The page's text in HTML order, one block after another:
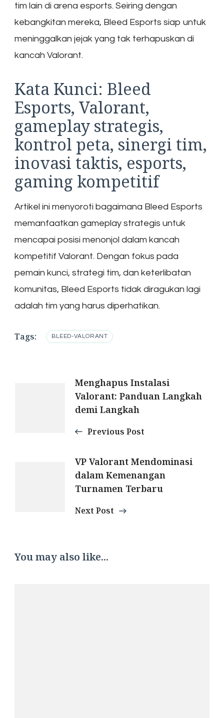
tim lain di arena esports. Seiring dengan
kebangkitan mereka, Bleed Esports siap untuk
meninggalkan jejak yang tak terhapuskan di
kancah Valorant.
Kata Kunci: Bleed
Esports, Valorant,
gameplay strategis,
kontrol peta, sinergi tim,
inovasi taktis, esports,
gaming kompetitif
Artikel ini menyoroti bagaimana Bleed Esports
memanfaatkan gameplay strategis untuk
mencapai posisi menonjol dalam kancah
kompetitif Valorant. Dengan fokus pada
pemain kunci, strategi tim, dan keterlibatan
komunitas, Bleed Esports tidak diragukan lagi
adalah tim yang harus diperhatikan.
Tags: BLEED-VALORANT
Navigation
Menghapus Instalasi
Valorant: Panduan Langkah
demi Langkah
Previous Post
VP Valorant Mendominasi
dalam Kemenangan
Turnamen Terbaru
Next Post
You may also like...